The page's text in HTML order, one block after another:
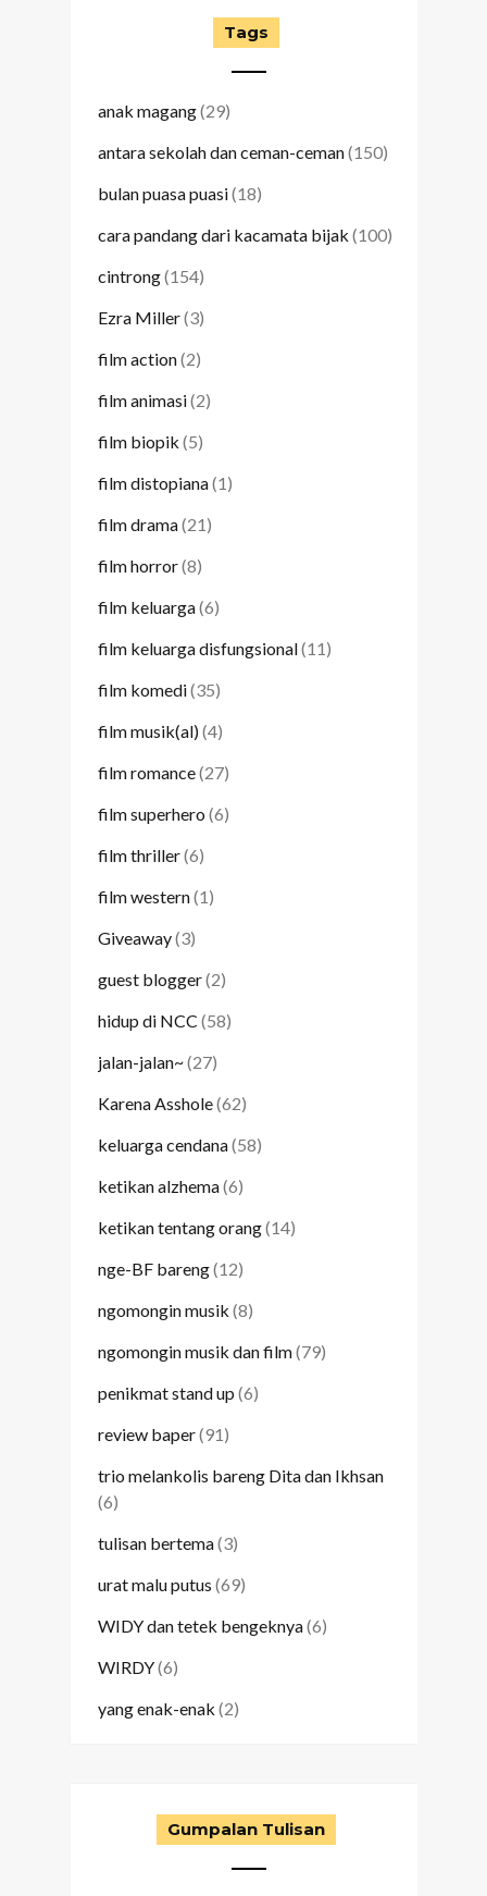
Tags
anak magang(29)
antara sekolah dan ceman-ceman(150)
bulan puasa puasi(18)
cara pandang dari kacamata bijak (100)
cintrong(154)
Ezra Miller(3)
film action(2)
film animasi(2)
film biopik (5)
film distopiana(1)
film drama(21)
film horror(8)
film keluarga(6)
film keluarga disfungsional(11)
film komedi(35)
film musik(al)(4)
film romance(27)
film superhero (6)
film thriller(6)
film western(1)
Giveaway(3)
guest blogger(2)
hidup di NCC (58)
jalan-jalan~(27)
Karena Asshole(62)
keluarga cendana(58)
ketikan alzhema(6)
ketikan tentang orang(14)
nge-BF bareng(12)
ngomongin musik (8)
ngomongin musik dan film(79)
penikmat stand up (6)
review baper(91)
trio melankolis bareng Dita dan Ikhsan
(6)
tulisan bertema(3)
urat malu putus (69)
WIDY dan tetek bengeknya(6)
WIRDY(6)
yang enak-enak (2)
Gumpalan Tulisan